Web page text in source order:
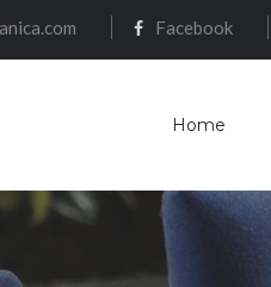
Facebook
Home